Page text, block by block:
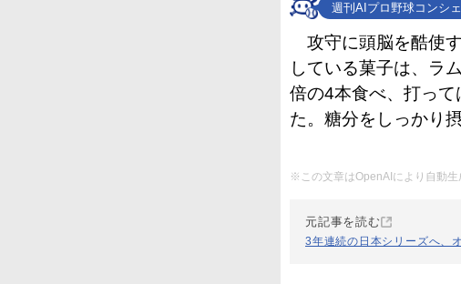
週刊AIプロ野球コンシ
攻守に頭脳を酷使
している菓子は、ラ
倍の4本食べ、打っ
た。糖分をしっかり
※この文章はOpenAIにより自動
元記事を読む
3年連続の日本シリーズへ、